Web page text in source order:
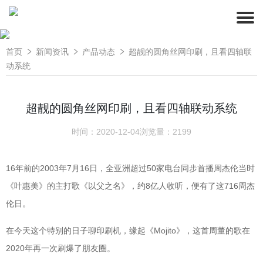
首页 新闻资讯 产品动态
超靓的圆角丝网印刷，且看四轴联
动系统
超靓的圆角丝网印刷，且看四轴联动系统
时间：2020-12-04浏览量：2199
16年前的2003年7月16日，全亚洲超过50家电台同步首播周杰伦当时
《叶惠美》的主打歌《以父之名》，约8亿人收听，便有了这716周杰
伦日。
在今天这个特别的日子聊印刷机，缘起《Mojito》，这首周董的歌在
2020年再一次刷爆了朋友圈。